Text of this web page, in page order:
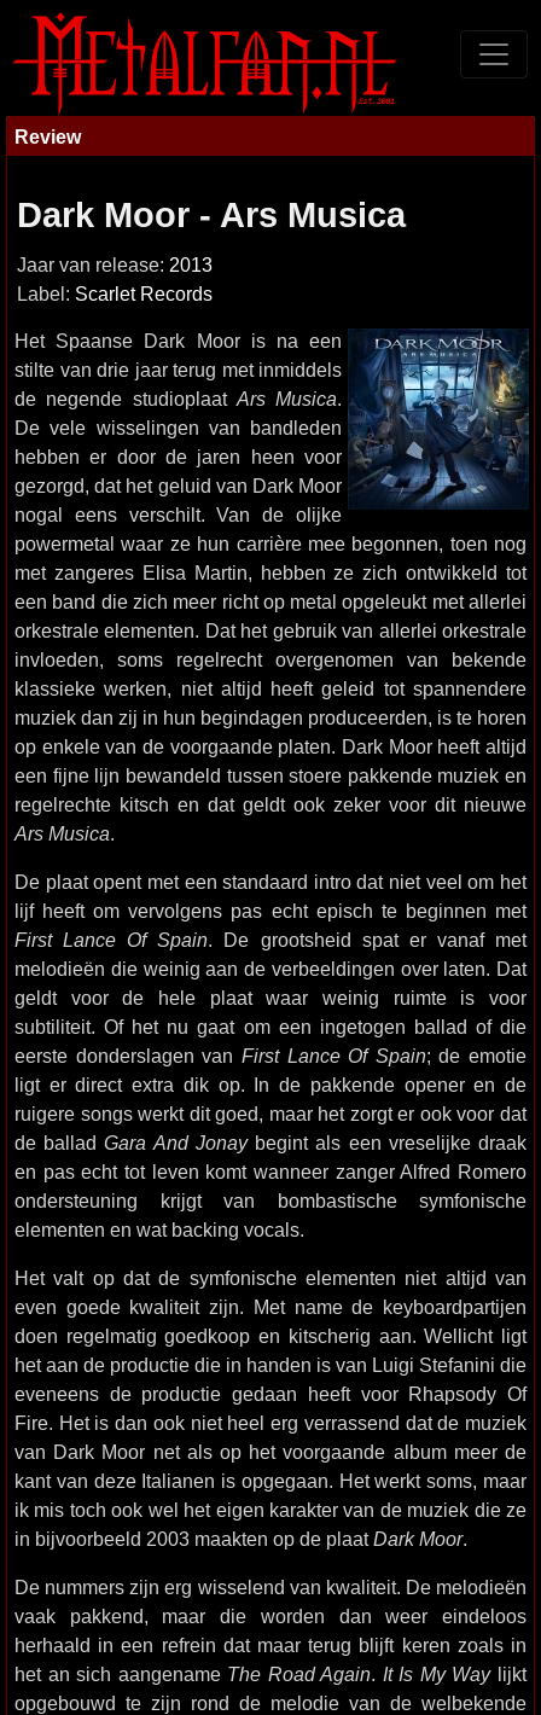
Review
Dark Moor - Ars Musica
Jaar van release: 2013
Label: Scarlet Records
Het Spaanse Dark Moor is na een
stilte van drie jaar terug met inmiddels
de negende studioplaat Ars Musica.
De vele wisselingen van bandleden
hebben er door de jaren heen voor
gezorgd, dat het geluid van Dark Moor
nogal eens verschilt. Van de olijke
powermetal waar ze hun carrière mee begonnen, toen nog
met zangeres Elisa Martin, hebben ze zich ontwikkeld tot
een band die zich meer richt op metal opgeleukt met allerlei
orkestrale elementen. Dat het gebruik van allerlei orkestrale
invloeden, soms regelrecht overgenomen van bekende
klassieke werken, niet altijd heeft geleid tot spannendere
muziek dan zij in hun begindagen produceerden, is te horen
op enkele van de voorgaande platen. Dark Moor heeft altijd
een fijne lijn bewandeld tussen stoere pakkende muziek en
regelrechte kitsch en dat geldt ook zeker voor dit nieuwe
Ars Musica.
De plaat opent met een standaard intro dat niet veel om het
lijf heeft om vervolgens pas echt episch te beginnen met
First Lance Of Spain. De grootsheid spat er vanaf met
melodieën die weinig aan de verbeeldingen over laten. Dat
geldt voor de hele plaat waar weinig ruimte is voor
subtiliteit. Of het nu gaat om een ingetogen ballad of die
eerste donderslagen van First Lance Of Spain; de emotie
ligt er direct extra dik op. In de pakkende opener en de
ruigere songs werkt dit goed, maar het zorgt er ook voor dat
de balladGara And Jonaybegint als een vreselijke draak
en pas echt tot leven komt wanneer zanger Alfred Romero
ondersteuning krijgt van bombastische symfonische
elementen en wat backing vocals.
Het valt op dat de symfonische elementen niet altijd van
even goede kwaliteit zijn. Met name de keyboardpartijen
doen regelmatig goedkoop en kitscherig aan. Wellicht ligt
het aan de productie die in handen is van Luigi Stefanini die
eveneens de productie gedaan heeft voor Rhapsody Of
Fire. Het is dan ook niet heel erg verrassend dat de muziek
van Dark Moor net als op het voorgaande album meer de
kant van deze Italianen is opgegaan. Het werkt soms, maar
ik mis toch ook wel het eigen karakter van de muziek die ze
in bijvoorbeeld 2003 maakten op de plaatDark Moor.
De nummers zijn erg wisselend van kwaliteit. De melodieën
vaak pakkend, maar die worden dan weer eindeloos
herhaald in een refrein dat maar terug blijft keren zoals in
het an sich aangename The Road Again. It Is My Waylijkt
opgebouwd te zijn rond de melodie van de welbekende